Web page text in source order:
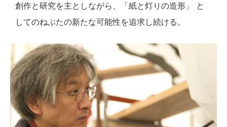
創作と研究を主としながら、「紙と灯りの造形」 と
してのねぶたの新たな可能性を追求し続ける。